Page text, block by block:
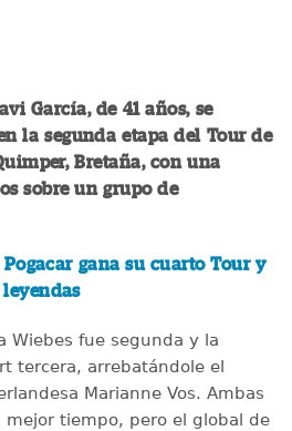
García, de 41 años, se
la segunda etapa del Tour de
Bretaña, con una
sobre un grupo de
Pogacar gana su cuarto Tour y
leyendas
Wiebes fue segunda y la
tercera, arrebatándole el
Marianne Vos. Ambas
mejor tiempo, pero el global de